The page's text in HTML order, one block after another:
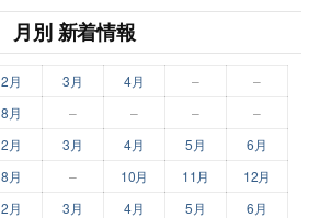
月別 新着情報
2月 3月 4月 –
–
8月 – – – –
2月 3月 4月 5月
6月
8月 – 10月 11月 12月
2月 3月 4月 5月
6月